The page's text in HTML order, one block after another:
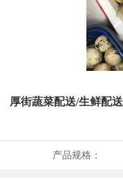
厚街蔬菜配送/生鲜配送
产品规格：